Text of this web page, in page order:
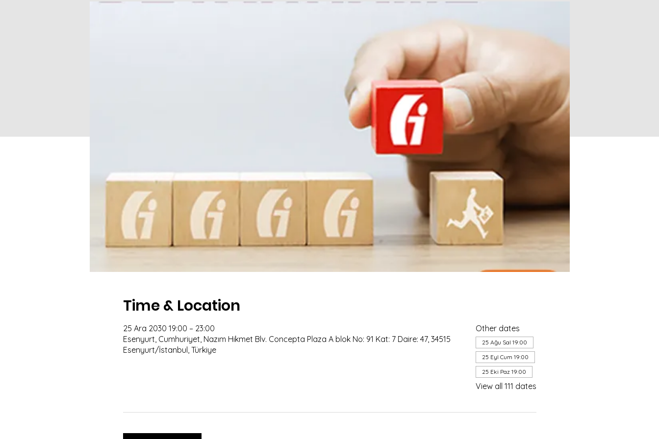
Time & Location
25 Ara 2030 19:00 – 23:00
Esenyurt, Cumhuriyet, Nazım Hikmet Blv. Concepta Plaza A blok No: 91 Kat: 7 Daire: 47, 34515
Esenyurt/İstanbul, Türkiye
Other dates
25 Ağu Sal 19:00
25 Eyl Cum 19:00
25 Eki Paz 19:00
View all 111 dates